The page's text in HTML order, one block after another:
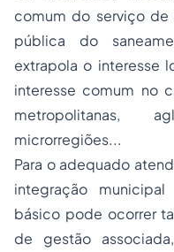
comum do serviço de
pública do
extrapola o interesse
interesse comum no
metropolitanas,
microrregiões...
Para o adequado
integração
básico pode ocorrer
de gestão